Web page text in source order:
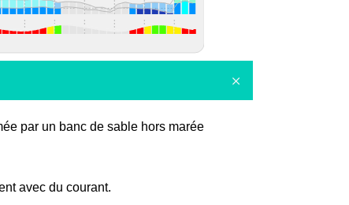
par un banc de sable hors marée
avec du courant.